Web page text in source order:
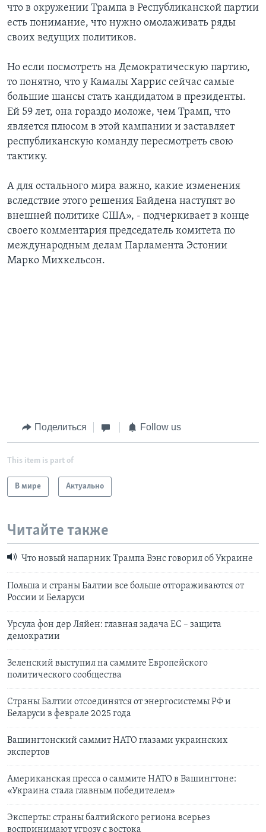
что в окружении Трампа в Республиканской партии
есть понимание, что нужно омолаживать ряды
своих ведущих политиков.
Но если посмотреть на Демократическую партию,
то понятно, что у Камалы Харрис сейчас самые
большие шансы стать кандидатом в президенты.
Ей 59 лет, она гораздо моложе, чем Трамп, что
является плюсом в этой кампании и заставляет
республиканскую команду пересмотреть свою
тактику.
А для остального мира важно, какие изменения
вследствие этого решения Байдена наступят во
внешней политике США», - подчеркивает в конце
своего комментария председатель комитета по
международным делам Парламента Эстонии
Марко Михкельсон.
Поделиться Follow us
This item is part of
В мире Актуально
Читайте также
Что новый напарник Трампа Вэнс говорил об Украине
Польша и страны Балтии все больше отгораживаются от
России и Беларуси
Урсула фон дер Ляйен: главная задача ЕС – защита
демократии
Зеленский выступил на саммите Европейского
политического сообщества
Страны Балтии отсоединятся от энергосистемы РФ и
Беларуси в феврале 2025 года
Вашингтонский саммит НАТО глазами украинских
экспертов
Американская пресса о саммите НАТО в Вашингтоне:
«Украина стала главным победителем»
Эксперты: страны балтийского региона всерьез
воспринимают угрозу с востока